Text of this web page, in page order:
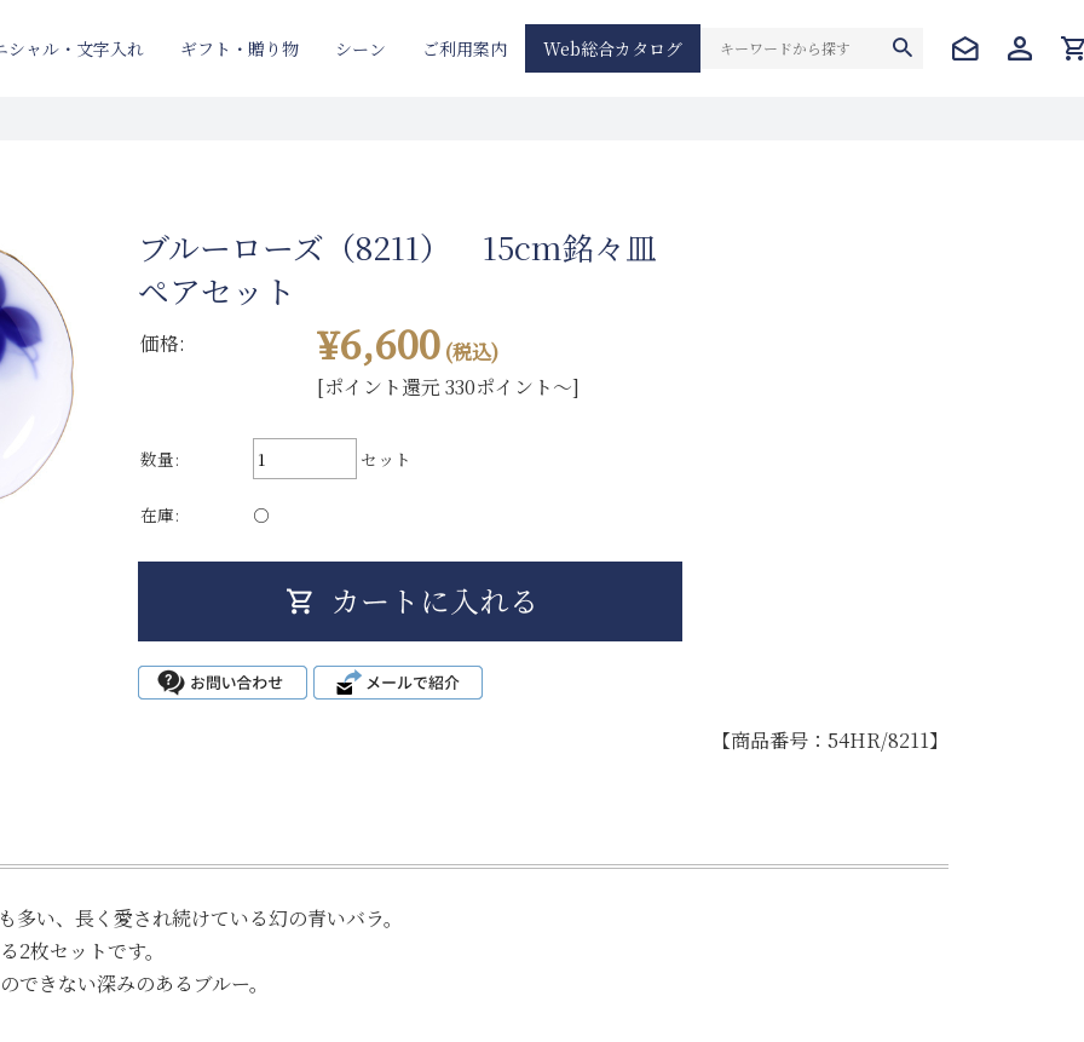
シャル・文字入れ ギフト・贈り物 シーン ご利用案内 Web総合カタログ
ブルーローズ（8211） 15cm銘々皿
ペアセット
価格: ¥6,600 (税込)
[ポイント還元 330ポイント～]
数量: セット
在庫: ○
【商品番号：54HR/8211】
い、長く愛され続けている幻の青いバラ。
2枚セットです。
きない深みのあるブルー。